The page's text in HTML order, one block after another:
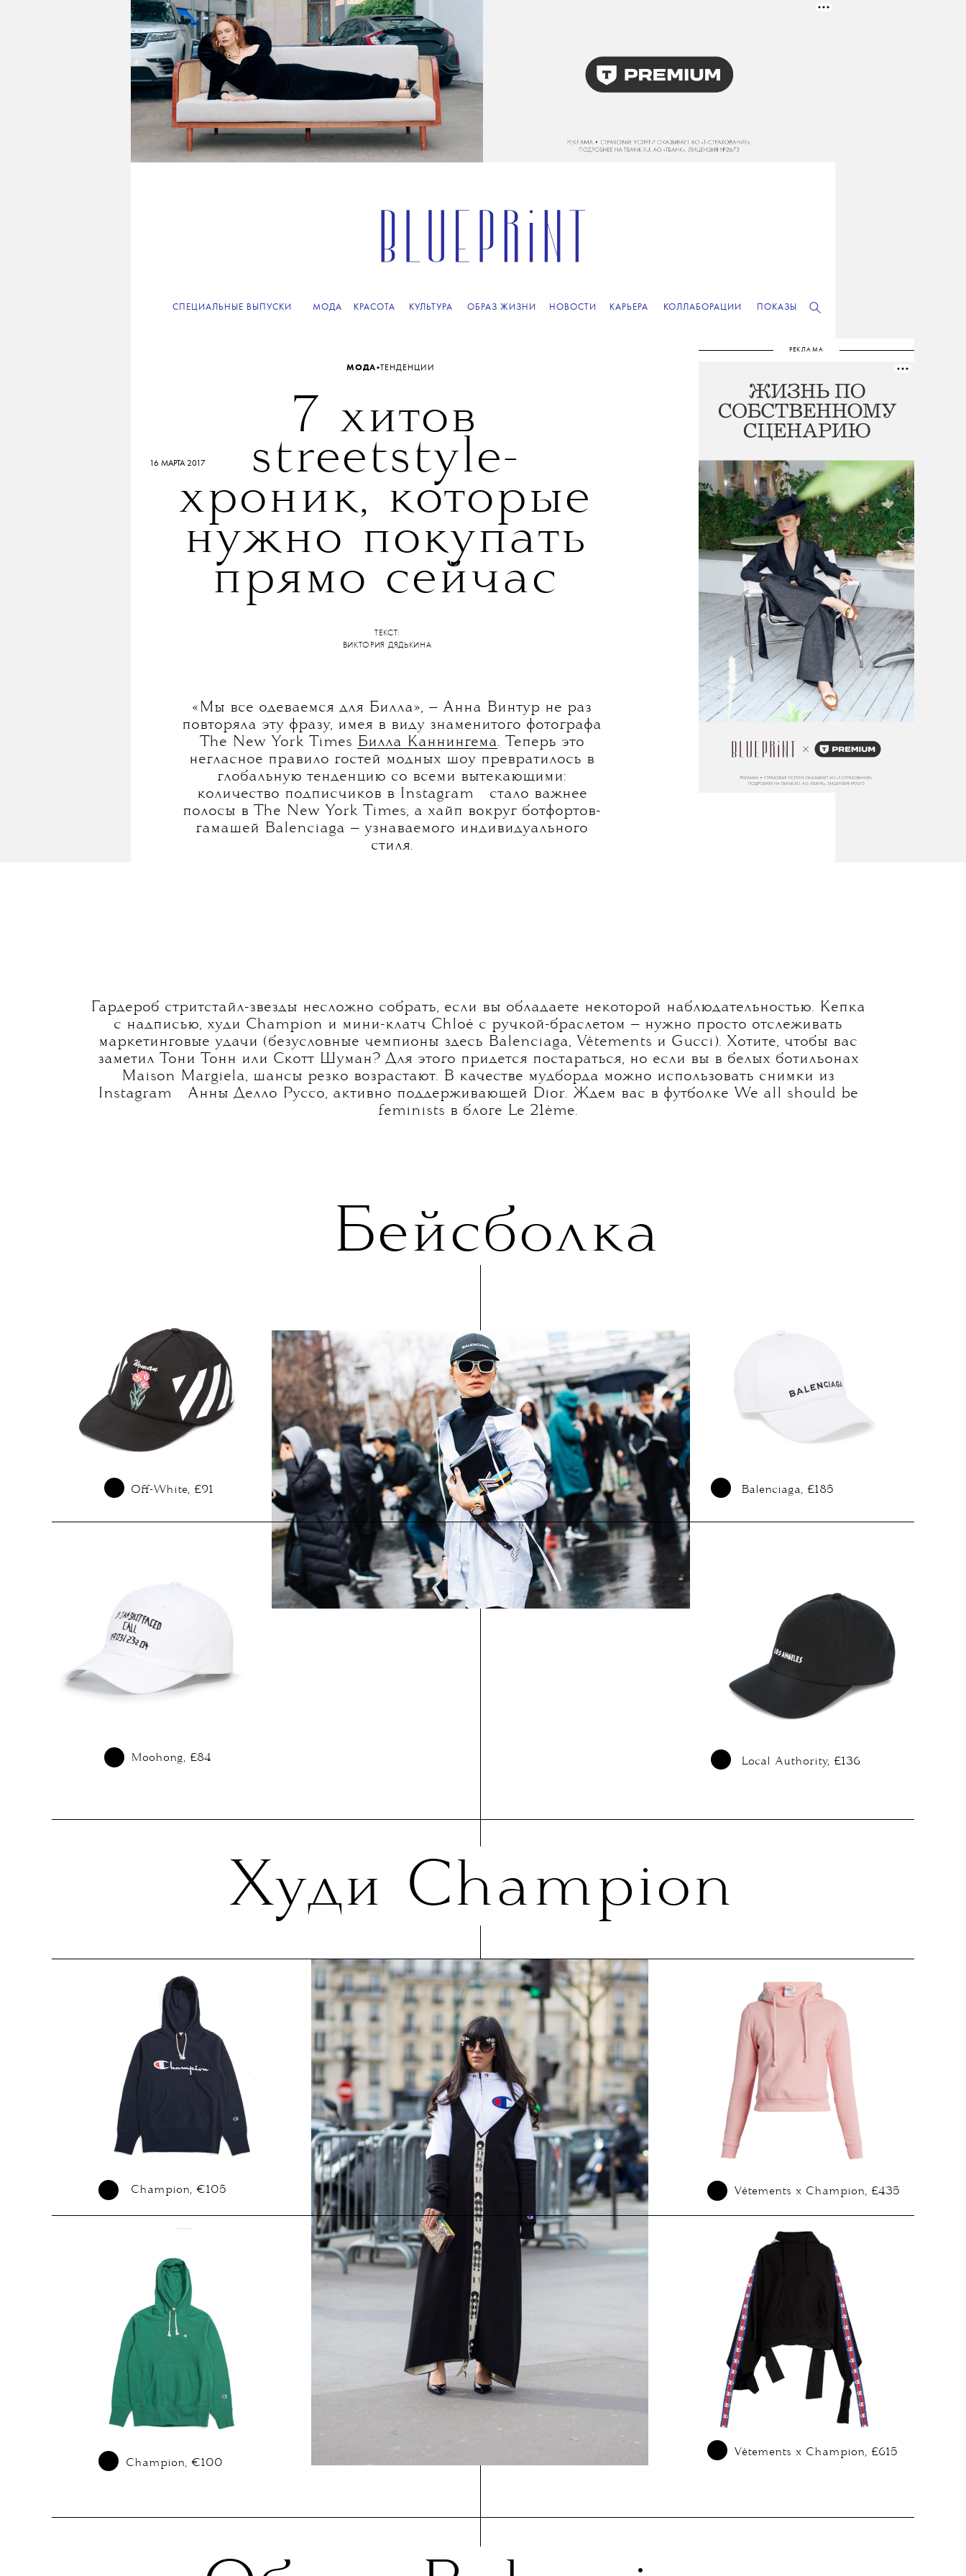
СПЕЦИАЛЬНЫЕ ВЫПУСКИ МОДА КРАСОТА КУЛЬТУРА ОБРАЗ ЖИЗНИ НОВОСТИ КАРЬЕРА КОЛЛАБОРАЦИИ ПОКАЗЫ
РЕКЛАМА
МОДА•ТЕНДЕНЦИИ
7 хитов
streetstyle-
хроник, которые
нужно покупать
прямо сейчас
16 МАРТА 2017
ТЕКСТ:
ВИКТОРИЯ ДЯДЬКИНА
«Мы все одеваемся для Билла», — Анна Винтур не раз
повторяла эту фразу, имея в виду знаменитого фотографа
The New York Times Билла Каннингема. Теперь это
негласное правило гостей модных шоу превратилось в
глобальную тенденцию со всеми вытекающими:
количество подписчиков в Instagram
стало важнее
полосы в The New York Times, а хайп вокруг ботфортов-
гамашей Balenciaga — узнаваемого индивидуального
стиля.
Гардероб стритстайл-звезды несложно собрать, если вы обладаете некоторой наблюдательностью. Кепка
с надписью, худи Champion и мини-клатч Chloé с ручкой-браслетом — нужно просто отслеживать
маркетинговые удачи (безусловные чемпионы здесь Balenciaga, Vêtements и Gucci). Хотите, чтобы вас
заметил Тони Тонн или Скотт Шуман? Для этого придется постараться, но если вы в белых ботильонах
Maison Margiela, шансы резко возрастают. В качестве мудборда можно использовать снимки из
Instagram
Анны Делло Руссо, активно поддерживающей Dior. Ждем вас в футболке We all should be
feminists в блоге Le 21ème.
Бейсболка
Off-White, £91 Balenciaga, £185
Moohong, £84 Local Authority, £136
Худи Сhampion
Champion, €105 Vêtements x Champion, £435
Vêtements x Champion, £615
Champion, €100